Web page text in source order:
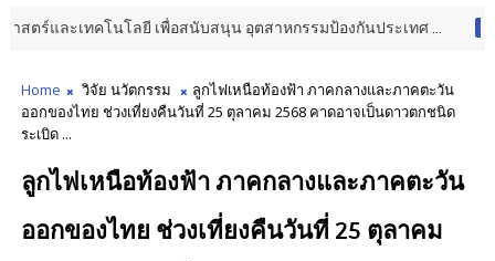
นโลยี เพื่อสนับสนุน อุตสาหกรรมป้องกันประเทศ ... สุขภาพ
Home วิจัย นวัตกรรม
ลูกไฟเหนือท้องฟ้า ภาคกลางและภาคตะวัน
ออกของไทย ช่วงเที่ยงคืนวันที่ 25 ตุลาคม 2568 คาดอาจเป็นดาวตกชนิด
ระเบิด ...
ลูกไฟเหนือท้องฟ้า ภาคกลางและภาคตะวัน
ออกของไทย ช่วงเที่ยงคืนวันที่ 25 ตุลาคม